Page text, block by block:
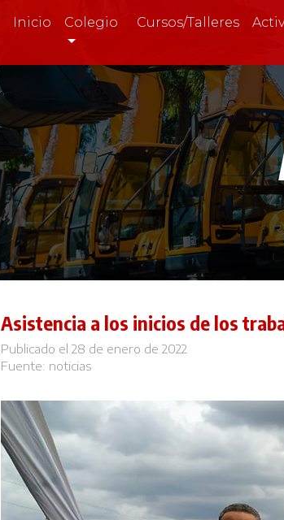
Inicio Colegio Cursos/Talleres
Asistencia a los inicios de los
Publicado el 28 de enero de 2022
Fuente: noticias